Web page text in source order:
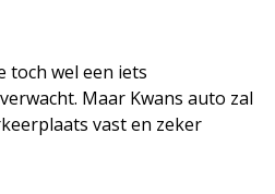
toch wel een iets
Maar Kwans auto zal
vast en zeker